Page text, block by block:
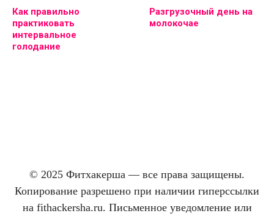
Как правильно
практиковать
интервальное
голодание
Разгрузочный день на
молокочае
© 2025 Фитхакерша — все права защищены.
Копирование разрешено при наличии гиперссылки
на fithackersha.ru. Письменное уведомление или